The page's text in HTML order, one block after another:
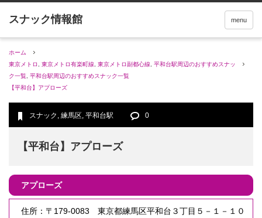
menu
ホーム
東京メトロ
東京メトロ有楽町線 東京メトロ副都心線
平和台駅周辺のおすすめスナッ
ク一覧 平和台駅周辺のおすすめスナック一覧
【平和台】アプローズ
スナック , 練馬区, 平和台駅 0
【平和台】アプローズ
アプローズ
住所：〒179-0083 東京都練馬区平和台３丁目５－１－１０